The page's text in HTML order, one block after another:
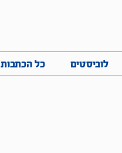
לוביסטים כל הכתבות
לוביסטים כל הכתבות